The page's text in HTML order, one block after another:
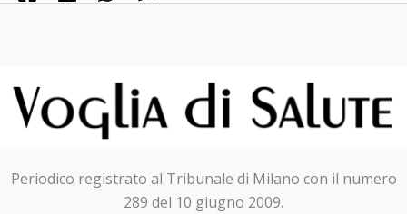
Periodico registrato al Tribunale di Milano con il numero
289 del 10 giugno 2009.